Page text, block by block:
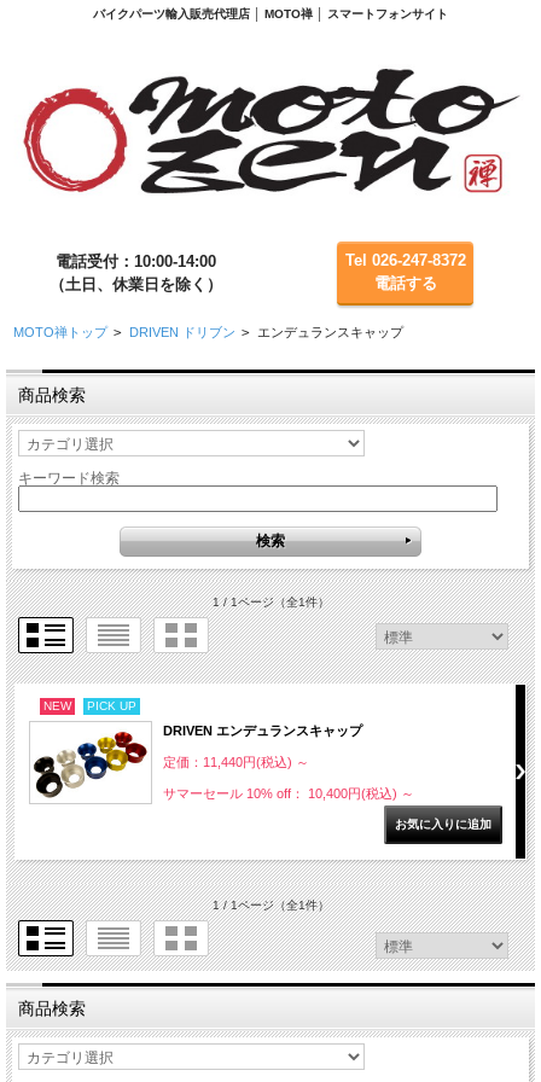
バイクパーツ輸入販売代理店 │ MOTO禅 │ スマートフォンサイト
電話受付：10:00-14:00
（土日、休業日を除く）
Tel 026-247-8372
電話する
MOTO禅トップ > DRIVEN ドリブン > エンデュランスキャップ
商品検索
キーワード検索
1 / 1ページ（全1件）
NEW PICK UP
DRIVEN エンデュランスキャップ
定価：11,440円(税込) ～
サマーセール 10% off： 10,400円(税込) ～
1 / 1ページ（全1件）
商品検索